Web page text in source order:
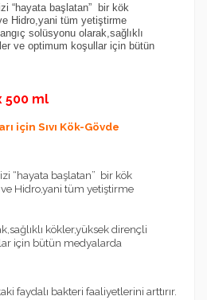
“hayata başlatan” bir kök
Hidro,yani tüm yetiştirme
solüsyonu olarak,sağlıklı
ve optimum koşullar için bütün
500 ml
için Sıvı Kök-Gövde
“hayata başlatan” bir kök
ve Hidro,yani tüm yetiştirme
kökler,yüksek dirençli
için bütün medyalarda
faydalı bakteri faaliyetlerini arttırır.